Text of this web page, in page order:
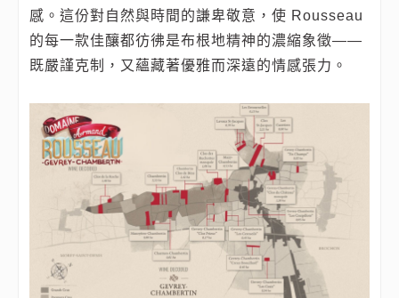
感。這份對自然與時間的謙卑敬意，使 Rousseau
的每一款佳釀都彷彿是布根地精神的濃縮象徵——
既嚴謹克制，又蘊藏著優雅而深遠的情感張力。